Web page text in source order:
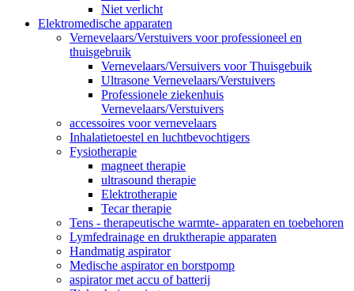
Niet verlicht
Elektromedische apparaten
Vernevelaars/Verstuivers voor professioneel en
thuisgebruik
Vernevelaars/Versuivers voor Thuisgebuik
Ultrasone Vernevelaars/Verstuivers
Professionele ziekenhuis
Vernevelaars/Verstuivers
accessoires voor vernevelaars
Inhalatietoestel en luchtbevochtigers
Fysiotherapie
magneet therapie
ultrasound therapie
Elektrotherapie
Tecar therapie
Tens - therapeutische warmte- apparaten en toebehoren
Lymfedrainage en druktherapie apparaten
Handmatig aspirator
Medische aspirator en borstpomp
aspirator met accu of batterij